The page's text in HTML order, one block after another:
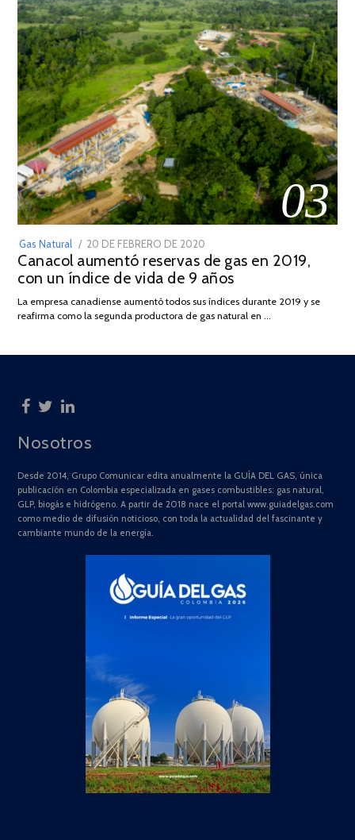
03
Gas Natural
POSTED
ON
20 DE FEBRERO DE 2020
DE
JULIO
2025
Canacol aumentó reservas de gas en 2019,
con un índice de vida de 9 años
La empresa canadiense aumentó todos sus índices durante 2019 y se
reafirma como la segunda productora de gas natural en …
Nosotros
Desde 2014, Grupo Comunicar edita anualmente la GUÍA DEL GAS, única
publicación en Colombia especializada en gases combustibles: gas natural,
GLP, biogás e hidrógeno. A partir de 2018 nace el portal www.guiadelgas.com
como medio de difusión noticioso, con toda la actualidad del fascinante y
cambiante mundo de la energía.